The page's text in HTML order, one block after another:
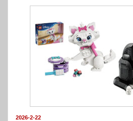
2026-2-22